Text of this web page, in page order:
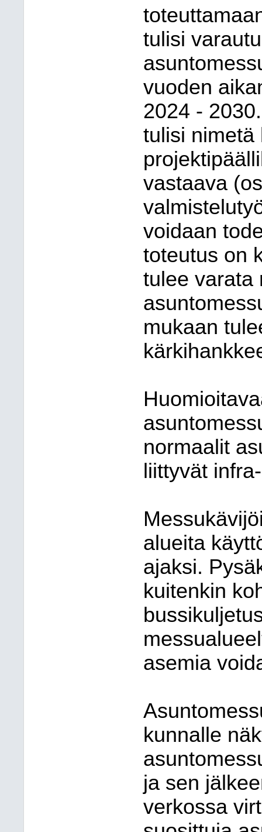
tulisi
vuoden
2024 -
tulisi nimetä
vastaava
voidaan
toteutus on
tulee varata
mukaan
normaalit
liittyvät
alueita
ajaksi.
kuitenkin
asemia
kunnalle
ja sen
verkossa